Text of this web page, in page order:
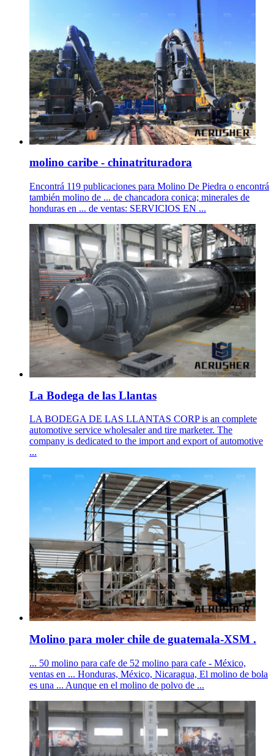
molino caribe - chinatrituradora
Encontrá 119 publicaciones para Molino De Piedra o encontrá
también molino de ... de chancadora conica; minerales de
honduras en ... de ventas: SERVICIOS EN ...
La Bodega de las Llantas
LA BODEGA DE LAS LLANTAS CORP is an complete
automotive service wholesaler and tire marketer. The
company is dedicated to the import and export of automotive
...
Molino para moler chile de guatemala-XSM .
... 50 molino para cafe de 52 molino para cafe - México,
ventas en ... Honduras, México, Nicaragua, El molino de bola
es una ... Aunque en el molino de polvo de ...